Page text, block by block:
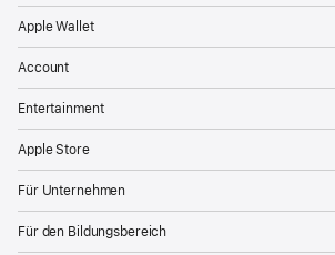
Apple Wallet
Account
Entertainment
Apple Store
Für Unternehmen
Für den Bildungsbereich